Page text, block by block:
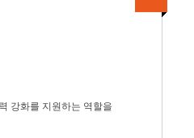
강화를 지원하는 역할을